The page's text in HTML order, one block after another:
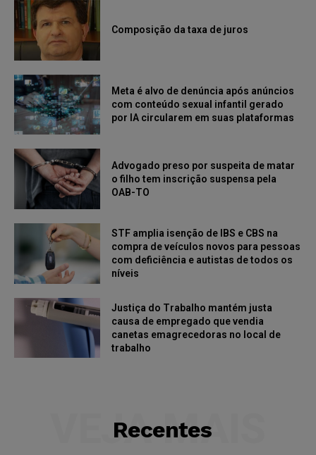
Composição da taxa de juros
Meta é alvo de denúncia após anúncios
com conteúdo sexual infantil gerado
por IA circularem em suas plataformas
Advogado preso por suspeita de matar
o filho tem inscrição suspensa pela
OAB-TO
STF amplia isenção de IBS e CBS na
compra de veículos novos para pessoas
com deficiência e autistas de todos os
níveis
Justiça do Trabalho mantém justa
causa de empregado que vendia
canetas emagrecedoras no local de
trabalho
Recentes
VEJA MAIS